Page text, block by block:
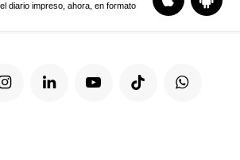
diario impreso, ahora, en formato